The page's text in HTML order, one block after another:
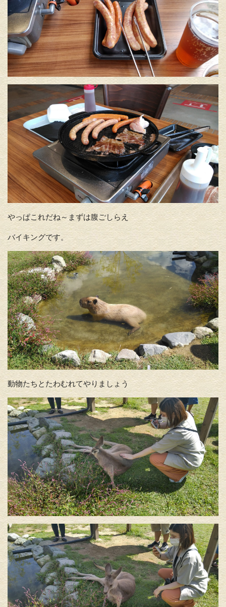
やっぱこれだね～まずは腹ごしらえ
バイキングです。
動物たちとたわむれてやりましょう